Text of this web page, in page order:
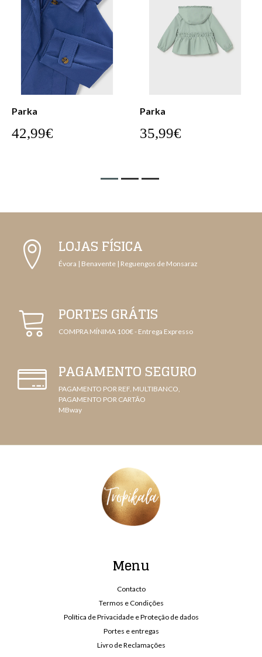
Parka
42,99€
Parka
35,99€
LOJAS FÍSICA
Évora | Benavente | Reguengos de Monsaraz
PORTES GRÁTIS
COMPRA MÍNIMA 100€ - Entrega Expresso
PAGAMENTO SEGURO
PAGAMENTO POR REF. MULTIBANCO,
PAGAMENTO POR CARTÃO
MBway
Menu
Contacto
Termos e Condições
Política de Privacidade e Proteção de dados
Portes e entregas
Livro de Reclamações